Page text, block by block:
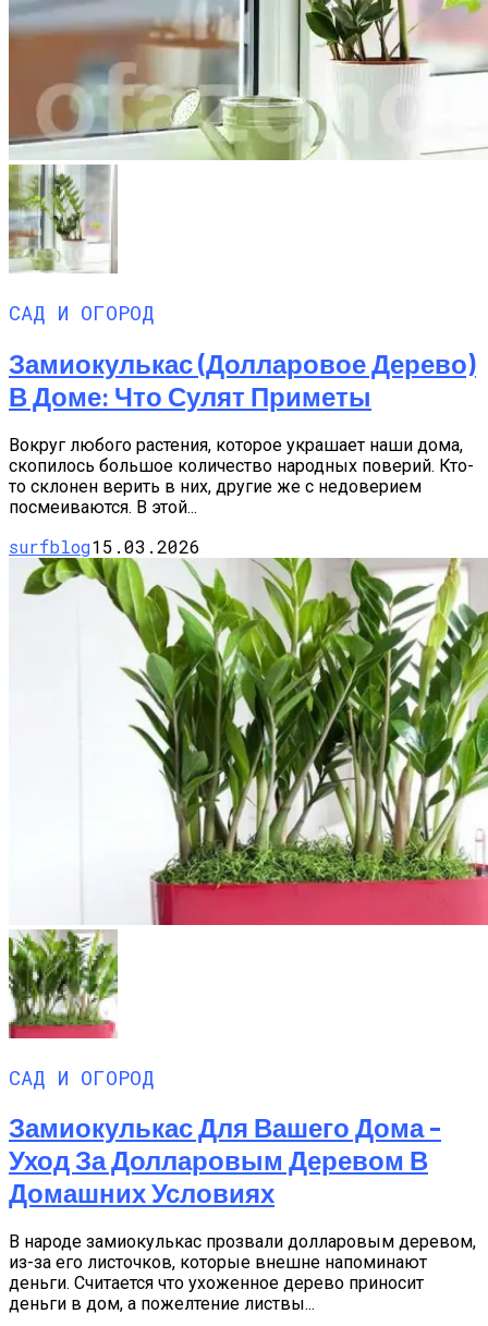
САД И ОГОРОД
Замиокулькас (долларовое Дерево)
В Доме: Что Сулят Приметы
Вокруг любого растения, которое украшает наши дома,
скопилось большое количество народных поверий. Кто-
то склонен верить в них, другие же с недоверием
посмеиваются. В этой...
surfblog15.03.2026
САД И ОГОРОД
Замиокулькас Для Вашего Дома –
Уход За Долларовым Деревом В
Домашних Условиях
В народе замиокулькас прозвали долларовым деревом,
из-за его листочков, которые внешне напоминают
деньги. Считается что ухоженное дерево приносит
деньги в дом, а пожелтение листвы...